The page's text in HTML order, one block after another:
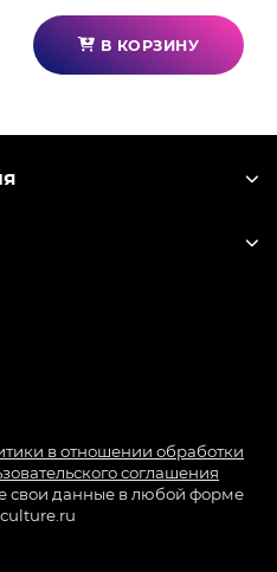
В КОРЗИНУ
в отношении обработки
соглашения
свои данные в любой форме